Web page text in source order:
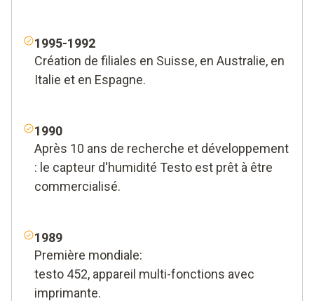
1995-1992
Création de filiales en Suisse, en Australie, en
Italie et en Espagne.
1990
Après 10 ans de recherche et développement
: le capteur d'humidité Testo est prêt à être
commercialisé.
1989
Première mondiale:
testo 452, appareil multi-fonctions avec
imprimante.